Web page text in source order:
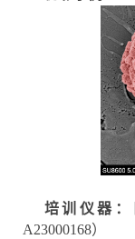
培训仪器：
A23000168）